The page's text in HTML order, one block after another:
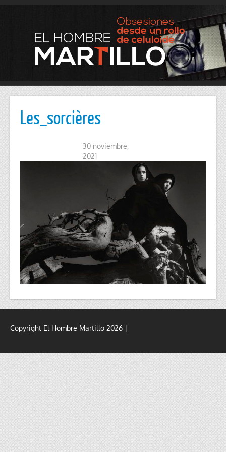
Les_sorcières
30 noviembre,
2021
Copyright El Hombre Martillo 2026 |